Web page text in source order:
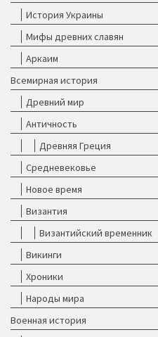
История Украины
Мифы древних славян
Аркаим
Всемирная история
Древний мир
Античность
Древняя Греция
Средневековье
Новое время
Византия
Византийский временник
Викинги
Хроники
Народы мира
Военная история